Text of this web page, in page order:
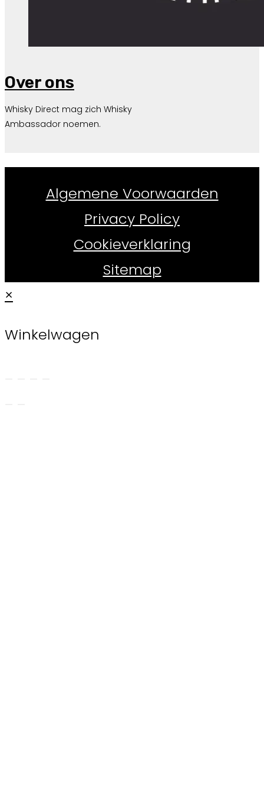
Over ons
Whisky Direct mag zich Whisky
Ambassador noemen.
Algemene Voorwaarden
Privacy Policy
Cookieverklaring
Sitemap
×
Winkelwagen